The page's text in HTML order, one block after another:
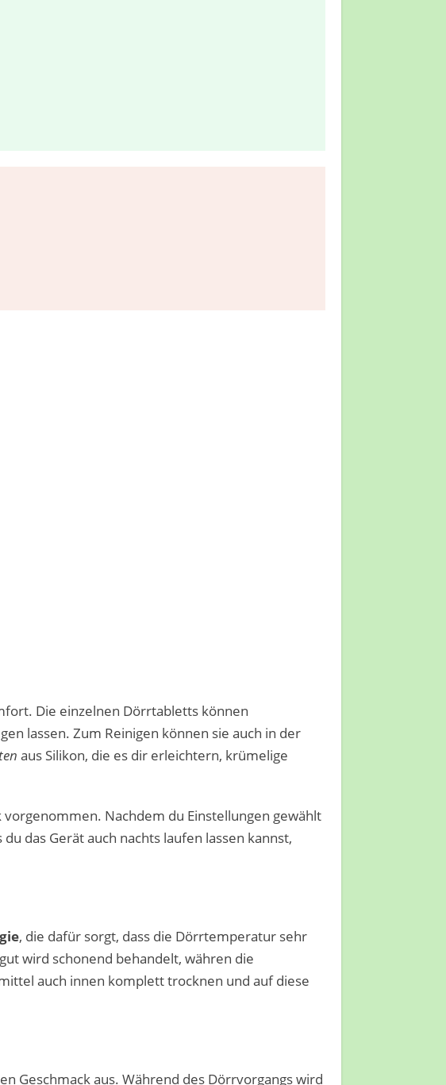
Die einzelnen Dörrtabletts können
lassen. Zum Reinigen können sie auch in der
aus Silikon, die es dir erleichtern, krümelige
Nachdem du Einstellungen gewählt
das Gerät auch nachts laufen lassen kannst,
, die dafür sorgt, dass die Dörrtemperatur sehr
wird schonend behandelt, währen die
auch innen komplett trocknen und auf diese
Geschmack aus. Während des Dörrvorgangs wird